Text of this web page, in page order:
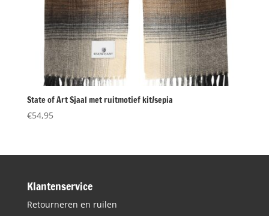
State of Art Sjaal met ruitmotief kit/sepia
€54,95
Klantenservice
Retourneren en ruilen